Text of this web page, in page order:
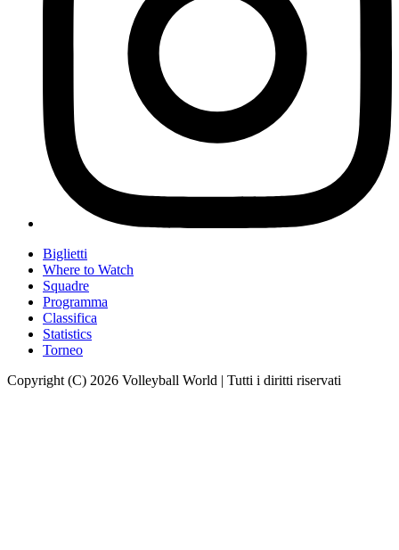
Biglietti
Where to Watch
Squadre
Programma
Classifica
Statistics
Torneo
Copyright (C) 2026 Volleyball World | Tutti i diritti riservati